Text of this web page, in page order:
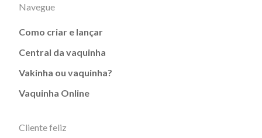
Navegue
Como criar e lançar
Central da vaquinha
Vakinha ou vaquinha?
Vaquinha Online
Cliente feliz